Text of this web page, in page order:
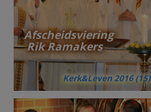
Afscheidsviering
Rik Ramakers
Kerk&Leven 2016 (15)